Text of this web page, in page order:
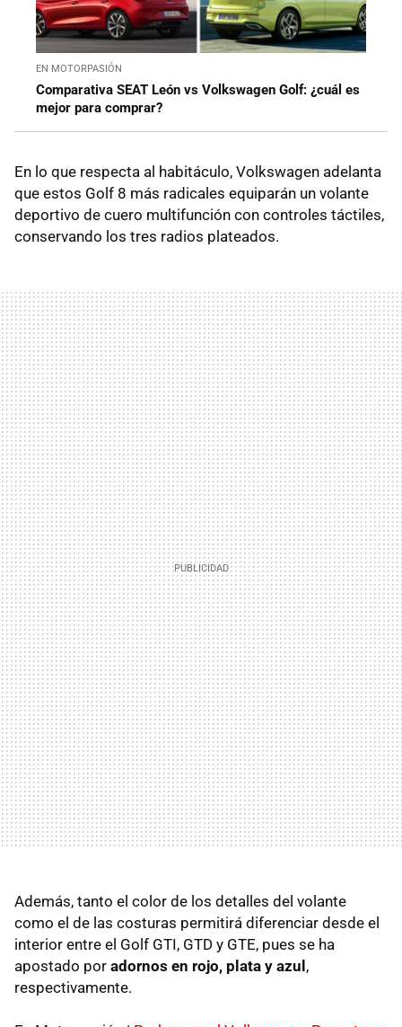
EN MOTORPASIÓN
Comparativa SEAT León vs Volkswagen Golf: ¿cuál es
mejor para comprar?
En lo que respecta al habitáculo, Volkswagen adelanta
que estos Golf 8 más radicales equiparán un volante
deportivo de cuero multifunción con controles táctiles,
conservando los tres radios plateados.
Además, tanto el color de los detalles del volante
como el de las costuras permitirá diferenciar desde el
interior entre el Golf GTI, GTD y GTE, pues se ha
apostado por adornos en rojo, plata y azul,
respectivamente.